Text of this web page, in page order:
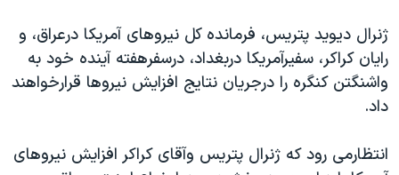
دادگاه حمید نوری
چهل سال گروگان‌گیری
قانون شفافیت دارائی کادر رهبری ایران
اعتراضات مردمی آبان ۹۸
ژنرال ديويد پتريس، فرمانده کل نيروهای آمريکا درعراق، و
رايان کراکر، سفيرآمريکا دربغداد، درسفرهفته آينده خود به
واشنگتن کنگره را درجريان نتايج افزايش نيروها قرارخواهند
داد.
انتظارمی رود که ژنرال پتريس وآقای کراکر افزايش نيروهای